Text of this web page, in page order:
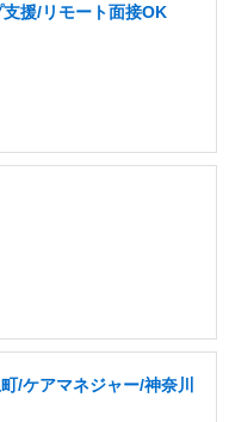
援/リモート面接OK
/ケアマネジャー/神奈川